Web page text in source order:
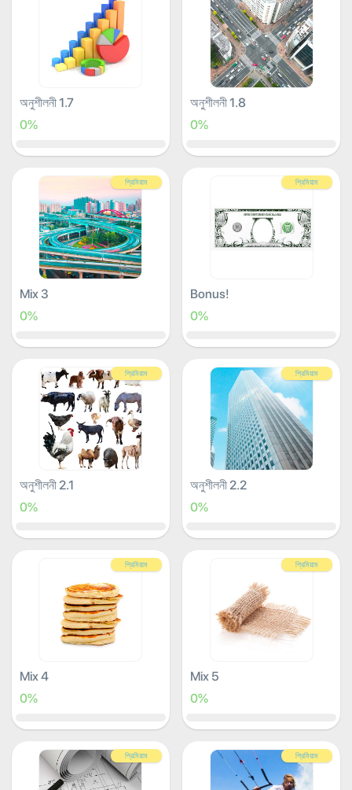
অনুশীলনী 1.7
0%
অনুশীলনী 1.8
0%
প্রিমিয়াম
Mix 3
0%
প্রিমিয়াম
Bonus!
0%
প্রিমিয়াম
অনুশীলনী 2.1
0%
প্রিমিয়াম
অনুশীলনী 2.2
0%
প্রিমিয়াম
Mix 4
0%
প্রিমিয়াম
Mix 5
0%
প্রিমিয়াম প্রিমিয়াম